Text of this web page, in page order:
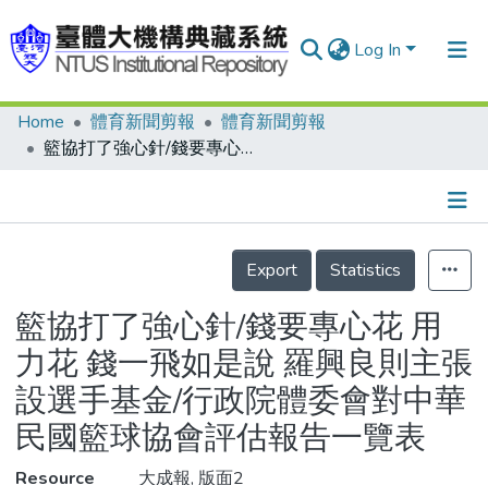
Log In
Communities & Collections
Statistics
Home 體育新聞剪報
體育新聞剪報
籃協打了強心針/錢要專心花 用力花 錢一飛如是說 羅興良則主張設選手基金/行政院體委會對中華民國籃球協會評估報告一覽表
Details
Export
Statistics
籃協打了強心針/錢要專心花 用
力花 錢一飛如是說 羅興良則主張
設選手基金/行政院體委會對中華
民國籃球協會評估報告一覽表
Resource
大成報, 版面2